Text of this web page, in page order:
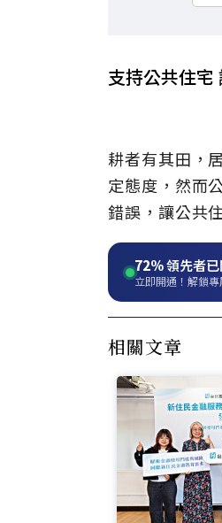
支持公共住宅
耕者有其田，
定態度，然而
錯誤，讓公共
72%領先者已
立即開通！解鎖
相關文章